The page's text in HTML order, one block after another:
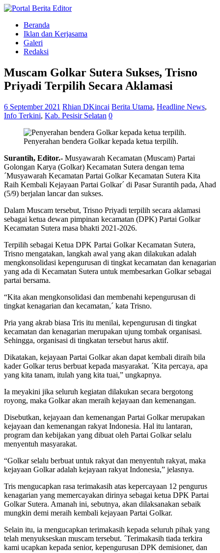
Beranda
Iklan dan Kerjasama
Galeri
Redaksi
Muscam Golkar Sutera Sukses, Trisno
Priyadi Terpilih Secara Aklamasi
6 September 2021 Rhian DKincai Berita Utama, Headline News,
Info Terkini, Kab. Pesisir Selatan 0
Penyerahan bendera Golkar kepada ketua terpilih.
Surantih, Editor.- Musyawarah Kecamatan (Muscam) Partai
Golongan Karya (Golkar) Kecamatan Sutera dengan tema
´Musyawarah Kecamatan Partai Golkar Kecamatan Sutera Kita
Raih Kembali Kejayaan Partai Golkar´ di Pasar Surantih pada, Ahad
(5/9) berjalan lancar dan sukses.
Dalam Muscam tersebut, Trisno Priyadi terpilih secara aklamasi
sebagai ketua dewan pimpinan kecamatan (DPK) Partai Golkar
Kecamatan Sutera masa bhakti 2021-2026.
Terpilih sebagai Ketua DPK Partai Golkar Kecamatan Sutera,
Trisno mengatakan, langkah awal yang akan dilakukan adalah
mengkonsolidasi kepengurusan di tingkat kecamatan dan kenagarian
yang ada di Kecamatan Sutera untuk membesarkan Golkar sebagai
partai bersama.
“Kita akan mengkonsolidasi dan membenahi kepengurusan di
tingkat kenagarian dan kecamatan,´ kata Trisno.
Pria yang akrab biasa Tris itu menilai, kepengurusan di tingkat
kecamatan dan kenagarian merupakan ujung tombak organisasi.
Sehingga, organisasi di tingkatan tersebut harus aktif.
Dikatakan, kejayaan Partai Golkar akan dapat kembali diraih bila
kader Golkar terus berbuat kepada masyarakat. ´Kita percaya, apa
yang kita tanam, itulah yang kita tuai,” ungkapnya.
Ia meyakini jika seluruh kegiatan dilakukan secara bergotong
royong, maka Golkar akan meraih kejayaan dan kemenangan.
Disebutkan, kejayaan dan kemenangan Partai Golkar merupakan
kejayaan dan kemenangan rakyat Indonesia. Hal itu lantaran,
program dan kebijakan yang dibuat oleh Partai Golkar selalu
menyentuh masyarakat.
“Golkar selalu berbuat untuk rakyat dan menyentuh rakyat, maka
kejayaan Golkar adalah kejayaan rakyat Indonesia,” jelasnya.
Tris mengucapkan rasa terimakasih atas kepercayaan 12 pengurus
kenagarian yang memercayakan dirinya sebagai ketua DPK Partai
Golkar Sutera. Amanah ini, sebutnya, akan dilaksanakan sebaik
mungkin demi meraih kembali kejayaan Partai Golkar.
Selain itu, ia mengucapkan terimakasih kepada seluruh pihak yang
telah menyukseskan muscam tersebut. ´Terimakasih tiada terkira
kami ucapkan kepada senior, kepengurusan DPK demisioner, dan